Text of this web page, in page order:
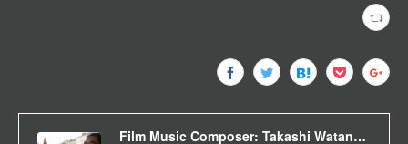
Film Music Composer: Takashi Watanabe